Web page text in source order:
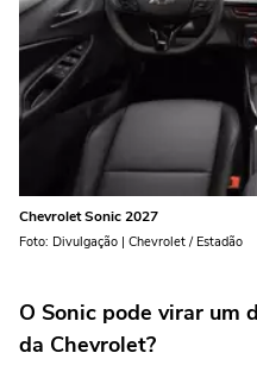
Chevrolet Sonic 2027
Foto: Divulgação | Chevrolet / Estadão
O Sonic pode virar um
da Chevrolet?